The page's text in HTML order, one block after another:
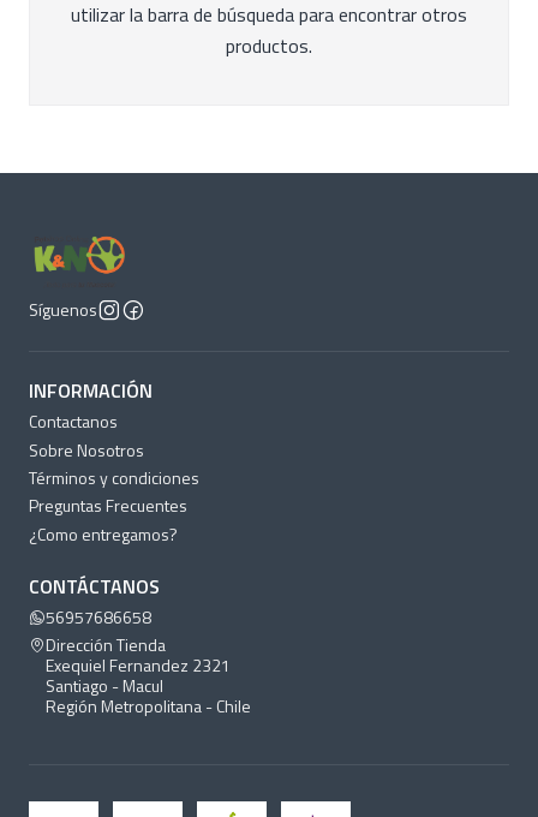
utilizar la barra de búsqueda para encontrar otros
productos.
Síguenos
INFORMACIÓN
Contactanos
Sobre Nosotros
Términos y condiciones
Preguntas Frecuentes
¿Como entregamos?
CONTÁCTANOS
56957686658
Dirección Tienda
Exequiel Fernandez 2321
Santiago - Macul
Región Metropolitana - Chile